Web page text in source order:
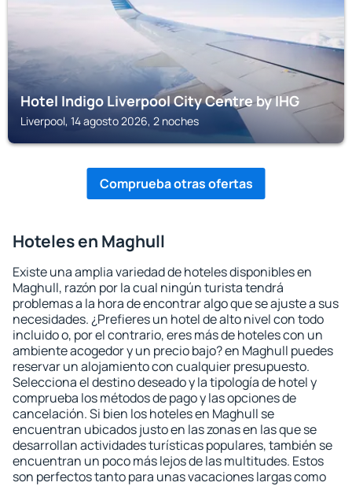
Hotel Indigo Liverpool City Centre by IHG
Liverpool, 14 agosto 2026, 2 noches
Comprueba otras ofertas
Hoteles en Maghull
Existe una amplia variedad de hoteles disponibles en
Maghull, razón por la cual ningún turista tendrá
problemas a la hora de encontrar algo que se ajuste a sus
necesidades. ¿Prefieres un hotel de alto nivel con todo
incluido o, por el contrario, eres más de hoteles con un
ambiente acogedor y un precio bajo? en Maghull puedes
reservar un alojamiento con cualquier presupuesto.
Selecciona el destino deseado y la tipología de hotel y
comprueba los métodos de pago y las opciones de
cancelación. Si bien los hoteles en Maghull se
encuentran ubicados justo en las zonas en las que se
desarrollan actividades turísticas populares, también se
encuentran un poco más lejos de las multitudes. Estos
son perfectos tanto para unas vacaciones largas como